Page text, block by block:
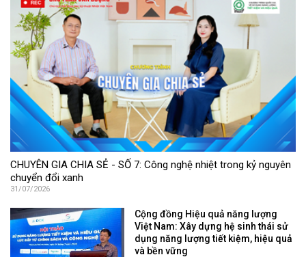
CHUYÊN GIA CHIA SẺ - SỐ 7: Công nghệ nhiệt trong kỷ nguyên
chuyển đổi xanh
31/07/2026
Cộng đồng Hiệu quả năng lượng
Việt Nam: Xây dựng hệ sinh thái sử
dụng năng lượng tiết kiệm, hiệu quả
và bền vững